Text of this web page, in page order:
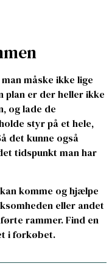
måske ikke lige
plan er der heller ikke
og lade de
styr på et hele,
det kunne også
tidspunkt man har
komme og hjælpe
eller andet
rammer. Find en
i forkøbet.